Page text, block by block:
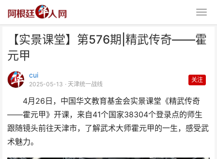
【实景课堂】第576期|精武传奇——霍
元甲
cui
2025-05-13 · 天津统一战线
关注
4月26日，中国华文教育基金会实景课堂《精武传奇
——霍元甲》开课，来自41个国家38304个登录点的师生
跟随镜头前往天津市，了解武术大师霍元甲的一生，感受武
术魅力。
【实景课堂】第576期|精武传奇
——霍元甲